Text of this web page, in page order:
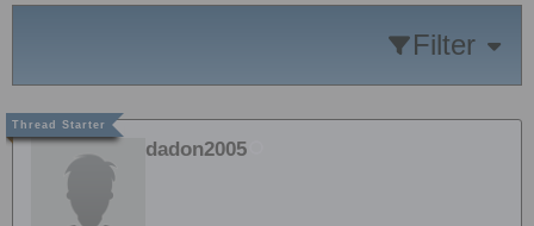
Filter
dadon2005